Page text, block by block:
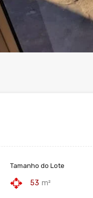
Tamanho do Lote
53 m²